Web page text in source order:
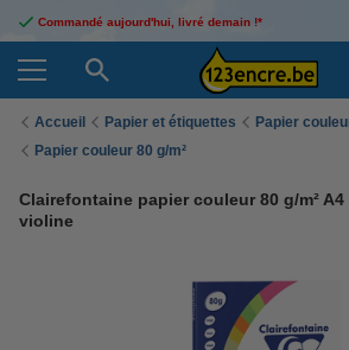
Commandé aujourd'hui, livré demain !*
Accueil Papier et étiquettes
Papier
Papier couleur 80 g/m²
Clairefontaine papier couleur 80 g/m²
violine